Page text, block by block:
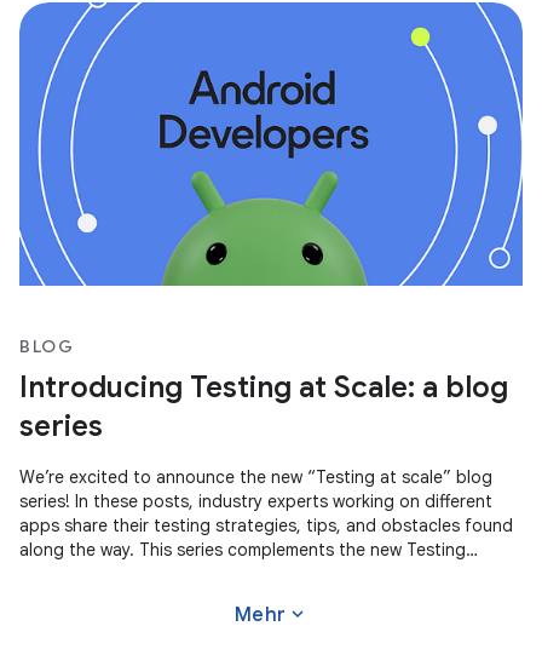
BLOG
Introducing Testing at Scale: a blog
series
We’re excited to announce the new “Testing at scale” blog
series! In these posts, industry experts working on different
apps share their testing strategies, tips, and obstacles found
along the way. This series complements the new Testing
Mehr expand_more